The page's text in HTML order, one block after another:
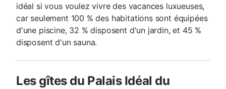
idéal si vous voulez vivre des vacances luxueuses,
car seulement 100 % des habitations sont équipées
d'une piscine, 32 % disposent d'un jardin, et 45 %
disposent d'un sauna.
Les gîtes du Palais Idéal du